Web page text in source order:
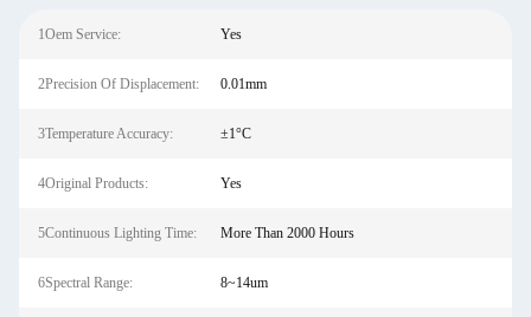
1Oem Service: Yes
2Precision Of Displacement: 0.01mm
3Temperature Accuracy: ±1°C
4Original Products: Yes
5Continuous Lighting Time: More Than 2000 Hours
6Spectral Range: 8~14um